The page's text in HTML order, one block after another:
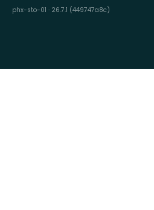
phx-sto-01 · 26.7.1 (449747a8c)